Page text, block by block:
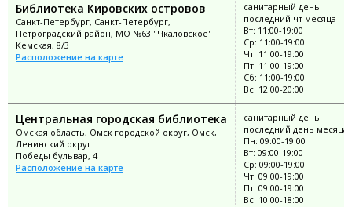
Библиотека Кировских островов
Санкт-Петербург, Санкт-Петербург,
Петроградский район, МО №63 "Чкаловское"
Кемская, 8/3
Расположение на карте
санитарный день:
последний чт месяца
Вт: 11:00-19:00
Ср: 11:00-19:00
Чт: 11:00-19:00
Пт: 11:00-19:00
Сб: 11:00-19:00
Вс: 12:00-20:00
Центральная городская библиотека
Омская область, Омск городской округ, Омск,
Ленинский округ
Победы бульвар, 4
Расположение на карте
санитарный день:
последний день месяца
Пн: 09:00-19:00
Вт: 09:00-19:00
Ср: 09:00-19:00
Чт: 09:00-19:00
Пт: 09:00-19:00
Вс: 10:00-18:00